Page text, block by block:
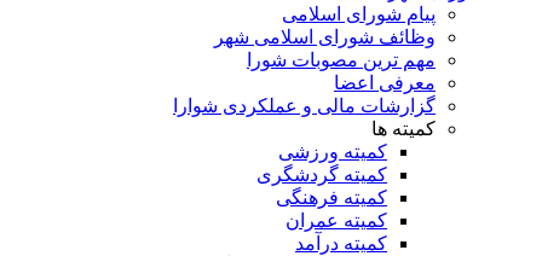
پیام شورای اسلامی
وظائف شورای اسلامی شهر
مهم ترین مصوبات شورا
معرفی اعضا
گزارشات مالی و عملکردی شوارا
کمیته ها
کمیته ورزشی
کمیته گردشگری
کمیته فرهنگی
کمیته عمران
کمیته درآمد